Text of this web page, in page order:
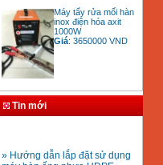
inox điện hóa axit
1000W
Giá:3650000
Bảng giá mũi khoan
Giá:330000VND
Mũi khoan rút lõi bê
Tin mới
máy hàn ống nhựa HDPE